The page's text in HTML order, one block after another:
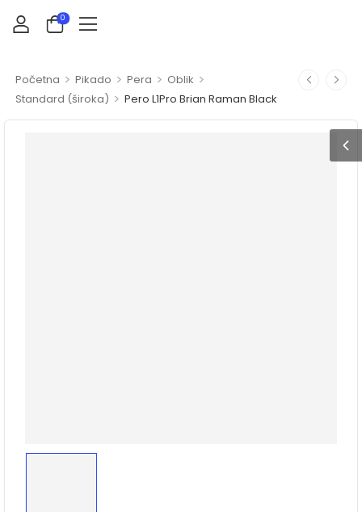
0
Početna > Pikado > Pera > Oblik >
Standard (široka) > Pero L1Pro Brian Raman Black